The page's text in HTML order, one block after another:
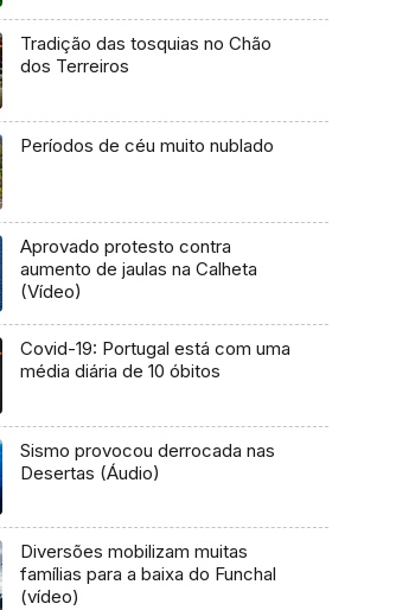
Tradição das tosquias no Chão
dos Terreiros
Períodos de céu muito nublado
Aprovado protesto contra
aumento de jaulas na Calheta
(Vídeo)
Covid-19: Portugal está com uma
média diária de 10 óbitos
Sismo provocou derrocada nas
Desertas (Áudio)
Diversões mobilizam muitas
famílias para a baixa do Funchal
(vídeo)